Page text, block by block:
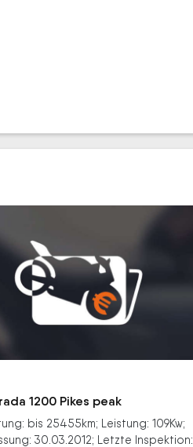
1200 Pikes peak
bis 25455km; Leistung: 109Kw;
30.03.2012; Letzte Inspektion: